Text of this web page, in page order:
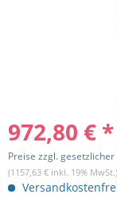
972,80 € *
Preise zzgl. gesetzlicher
(1157,63 € inkl. 19% MwSt.)